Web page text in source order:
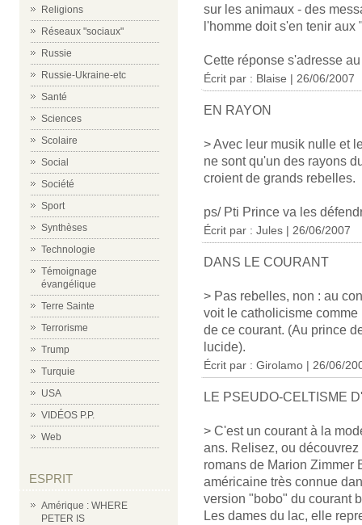
Religions
Réseaux "sociaux"
Russie
Russie-Ukraine-etc
Santé
Sciences
Scolaire
Social
Société
Sport
Synthèses
Technologie
Témoignage
évangélique
Terre Sainte
Terrorisme
Trump
Turquie
USA
VIDÉOS P.P.
Web
ESPRIT
Amérique : WHERE
PETER IS
sur les animaux - des
l'homme doit s'en tenir aux
Cette réponse s'adresse
Écrit par : Blaise | 26/06/2007
EN RAYON
> Avec leur musik nulle et
ne sont qu'un des rayons
croient de grands rebelles.
ps/ Pti Prince va les
Écrit par : Jules | 26/06/2007
DANS LE COURANT
> Pas rebelles, non : au
voit le catholicisme
de ce courant. (Au prince
lucide).
Écrit par : Girolamo | 26/06/
LE PSEUDO-CELTISME
> C'est un courant à la
ans. Relisez, ou
romans de Marion Zimmer
américaine très connue
version "bobo" du courant
Les dames du lac, elle